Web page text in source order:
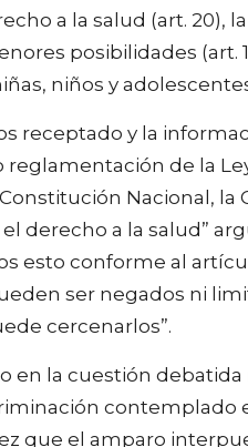
a la salud (art. 20),
posibilidades (art.
niños y
receptado y la
reglamentación de la
Nacional, la
derecho a la salud”
esto conforme al
ser negados ni
cercenarlos”.
en la cuestión
contemplado
que el amparo